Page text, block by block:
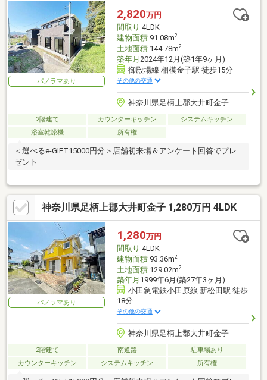
パノラマあり
2,820万円
間取り 4LDK
建物面積91.08m2
土地面積144.78m2
築年月 2024年12月(築1年9ヶ月)
御殿場線 相模金子駅 徒歩15分
その他の交通
神奈川県足柄上郡大井町金子
2階建て カウンターキッチン
システムキッチン
浴室乾燥機
所有権
＜選べるe-GIFT15000円分＞店舗初来場＆アンケート回答でプレ
ゼント
神奈川県足柄上郡大井町金子 1,280万円 4LDK
パノラマあり
1,280万円
間取り 4LDK
建物面積93.36m2
土地面積129.02m2
築年月 1999年6月(築27年3ヶ月)
小田急電鉄小田原線 新松田駅 徒歩
18分
その他の交通
神奈川県足柄上郡大井町金子
2階建て 南道路
駐車場あり
カウンターキッチン
システムキッチン 所有権